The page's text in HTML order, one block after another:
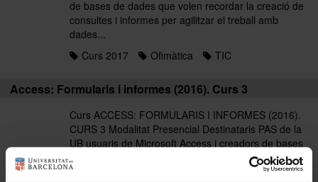
de bases de dades que volen recordar la creació de
consultes i informes per agilitzar el treball amb
dades...
Curs 2017
Ofimàtica TIC
Access: Formularis i informes (2016). Curs 3
Curs ACCESS: FORMULARIS I INFORMES (2016).
CURS 3 Modalitat Presencial Destinataris PAS de la
UB usuaris de Microsoft Access i creadors de bases
de dades que volen recordar la creació de consultes
i informes per agilitzar el treball amb dades Cost...